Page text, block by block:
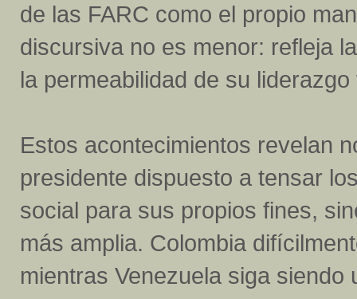
de las FARC como el propio
discursiva no es menor: refleja
la permeabilidad de su
Estos acontecimientos revelan
presidente dispuesto a tensar
social para sus propios fines,
más amplia. Colombia
mientras Venezuela siga